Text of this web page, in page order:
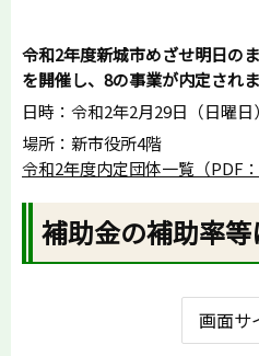
令和2年度新城市めざせ明日の
を開催し、8の事業が内定されま
日時：令和2年2月29日（日曜日）
場所：新市役所4階
令和2年度内定団体一覧（PDF：
補助金の補助率
画面サ